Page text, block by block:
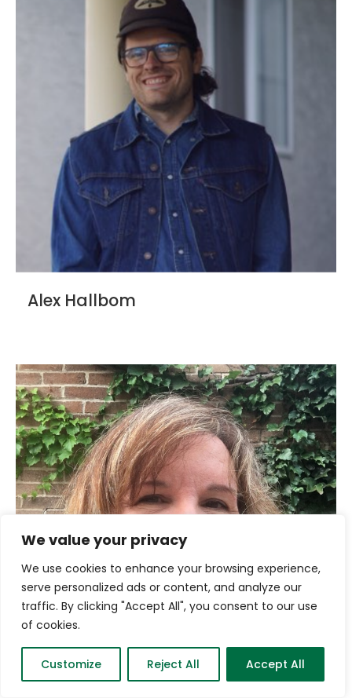
We value your privacy
We use cookies to enhance your browsing experience,
serve personalized ads or content, and analyze our
traffic. By clicking "Accept All", you consent to our use
of cookies.
Customize Reject All Accept All
Alex Hallbom